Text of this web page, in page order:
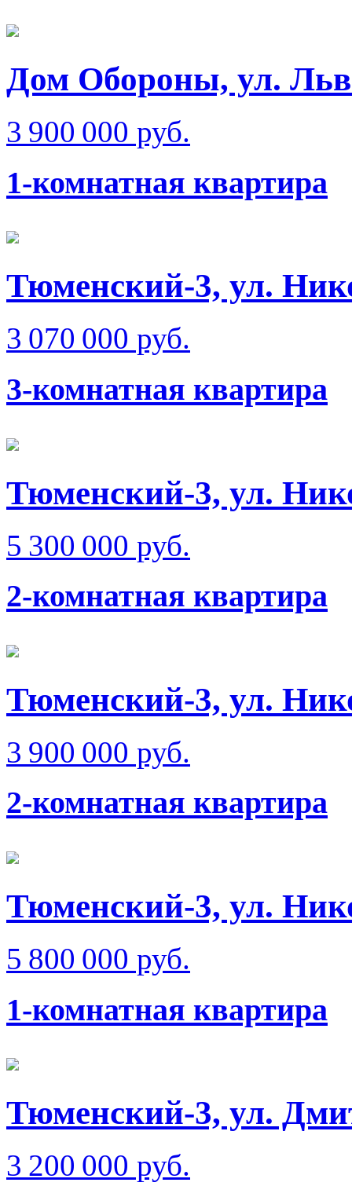
Дом Обороны, ул.
3 900 000 руб.
1-комнатная квартира
Тюменский-3, ул.
3 070 000 руб.
3-комнатная квартира
Тюменский-3, ул.
5 300 000 руб.
2-комнатная квартира
Тюменский-3, ул.
3 900 000 руб.
2-комнатная квартира
Тюменский-3, ул.
5 800 000 руб.
1-комнатная квартира
Тюменский-3, ул.
3 200 000 руб.